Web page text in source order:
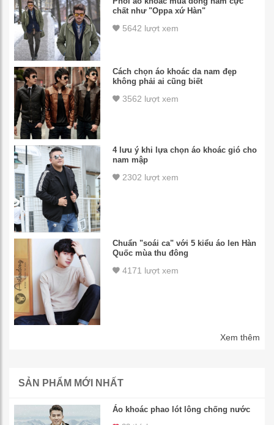
chất như "Oppa xứ Hàn"
5642 lượt xem
Cách chọn áo khoác da nam đẹp
không phải ai cũng biết
3562 lượt xem
4 lưu ý khi lựa chọn áo khoác gió cho
nam mập
2302 lượt xem
Chuẩn "soái ca" với 5 kiểu áo len Hàn
Quốc mùa thu đông
4171 lượt xem
Xem thêm
SẢN PHẨM MỚI NHẤT
Áo khoác phao lót lông chống nước